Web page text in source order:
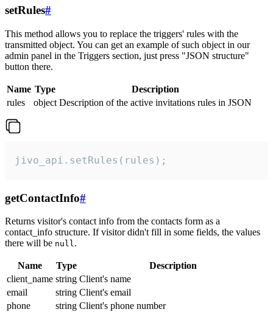
setRules#
This method allows you to replace the triggers' rules with the
transmitted object. You can get an example of such object in our
admin panel in the Triggers section, just press "JSON structure"
button there.
Name Type
Description
rules
object Description of the active invitations rules in JSON
jivo_api.setRules(rules);
getContactInfo#
Returns visitor's contact info from the contacts form as a
contact_info structure. If visitor didn't fill in some fields, the values
there will be null.
Name Type
Description
client_name string Client's name
email
string Client's email
phone
string Client's phone number